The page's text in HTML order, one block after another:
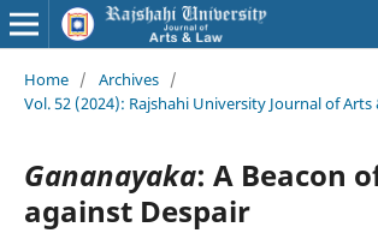
Home / Archives /
Vol. 52 (2024): Rajshahi University Journal of Arts
Gananayaka: A Beacon
against Despair